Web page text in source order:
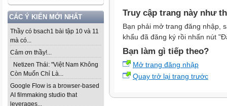
CÁC Ý KIẾN MỚI NHẤT
Thầy có bsach1 bài tập 10 và 11
mà có...
Cảm ơn thầy!...
Netizen Thái: "Việt Nam Không
Còn Muốn Chỉ Là...
Google Flow is a browser-based
AI filmmaking studio that
leverages...
Truy cập trang này như
Bạn phải mở trang đăng nhập,
khẩu đã đăng ký rồi nhấn nút
Bạn làm gì tiếp theo?
Mở trang đăng nhập
Quay trở lại trang trước